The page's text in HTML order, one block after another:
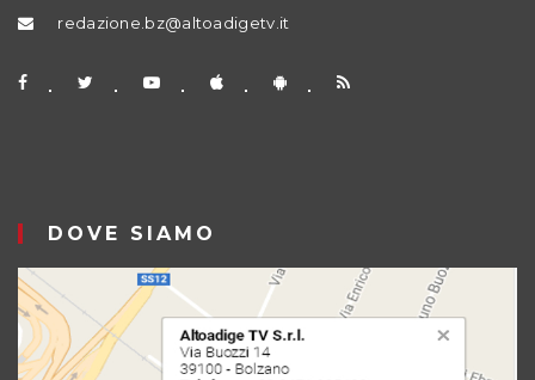
redazione.bz@altoadigetv.it
DOVE SIAMO